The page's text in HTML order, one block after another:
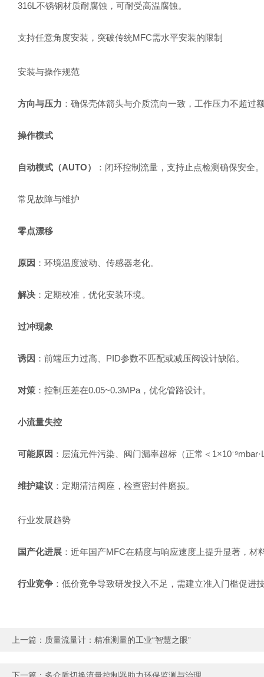
316L不锈钢材质耐腐蚀，可耐受高温腐蚀。
支持任意角度安装，突破传统MFC需水平安装的限制
安装与操作规范
方向与压力 ：确保壳体箭头与介质流向一致，工作压力不超过
操作模式
自动模式（AUTO） ：闭环控制流量，支持止点检测确保安全。
常见故障与维护
零点漂移
原因 ：环境温度波动、传感器老化。
解决 ：定期校准，优化安装环境。
过冲现象
诱因 ：前端压力过高、PID参数不匹配或减压阀设计缺陷。
对策 ：控制压差在0.05~0.3MPa，优化管路设计。
小流量失控
可能原因 ：层流元件污染、阀门漏率超标（正常＜
维护建议 ：定期清洁阀座，检查密封件磨损。
行业发展趋势
国产化进展 ：近年国产MFC在精度与响应速度上提升显著，
行业竞争 ：低价竞争导致研发投入不足，需建立准入门槛促进
上一篇： 质量流量计：精准测量的工业“智慧之眼”